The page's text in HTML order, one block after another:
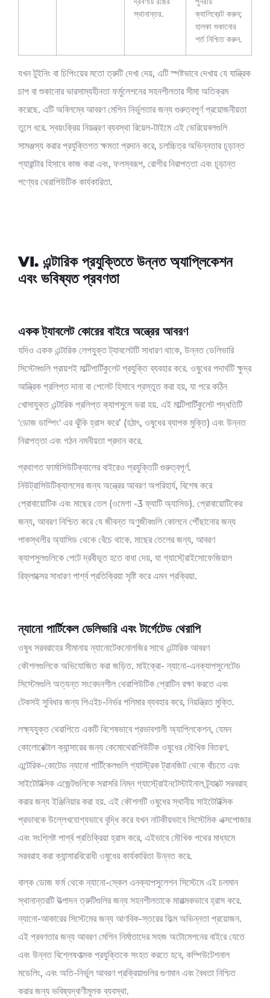
স্থানান্তর.
ক্যালিব্রেট করুন;
হালকা শুকানোর
শর্ত নিশ্চিত করুন.
যখন টুইনিং বা চিপিংয়ের মতো ত্রুটি দেখা দেয়, এটি স্পষ্টভাবে দেখায় যে যান্ত্রিক
চাপ বা শুকানোর ভারসাম্যহীনতা ফর্মুলেশনের সহনশীলতার সীমা অতিক্রম
করেছে. এটি অবিলম্বে আবরণ মেশিন নির্ভুলতার জন্য গুরুত্বপূর্ণ প্রয়োজনীয়তা
তুলে ধরে. স্বয়ংক্রিয় নিয়ন্ত্রণ ব্যবস্থা রিয়েল-টাইমে এই ভেরিয়েবলগুলি
সামঞ্জস্য করার প্রযুক্তিগত ক্ষমতা প্রদান করে, চলচ্চিত্র অভিন্নতার চূড়ান্ত
গ্যারান্টার হিসাবে কাজ করা এবং, ফলস্বরূপ, রোগীর নিরাপত্তা এবং চূড়ান্ত
পণ্যের থেরাপিউটিক কার্যকারিতা.
VI. এন্টারিক প্রযুক্তিতে উন্নত অ্যাপ্লিকেশন
এবং ভবিষ্যত প্রবণতা
একক ট্যাবলেট কোরের বাইরে অন্ত্রের আবরণ
যদিও একক এন্টারিক লেপযুক্ত ট্যাবলেটটি সাধারণ থাকে, উন্নত ডেলিভারি
সিস্টেমগুলি প্রায়শই মাল্টিপার্টিকুলেট প্রযুক্তি ব্যবহার করে. ওষুধের পদার্থটি ক্ষুদ্র
আন্ত্রিক প্রলিপ্ত দানা বা পেলেট হিসাবে প্রস্তুত করা হয়, যা পরে কঠিন
খোসাযুক্ত এন্টারিক প্রলিপ্ত ক্যাপসুলে ভরা হয়. এই মাল্টিপার্টিকুলেট পদ্ধতিটি
'ডোজ ডাম্পিং' এর ঝুঁকি হ্রাস করে’ (হঠাৎ, ওষুধের ব্যাপক মুক্তি) এবং উন্নত
নিরাপত্তা এবং গঠন নমনীয়তা প্রদান করে.
প্রথাগত ফার্মাসিউটিক্যালের বাইরেও প্রযুক্তিটি গুরুত্বপূর্ণ.
নিউট্রাসিউটিক্যালসের জন্য অন্ত্রের আবরণ অপরিহার্য, বিশেষ করে
প্রোবায়োটিক এবং মাছের তেল (ওমেগা -3 ফ্যাটি অ্যাসিড). প্রোবায়োটিকের
জন্য, আবরণ নিশ্চিত করে যে জীবন্ত অণুজীবগুলি কোলনে পৌঁছানোর জন্য
পাকস্থলীর অ্যাসিড থেকে বেঁচে থাকে. মাছের তেলের জন্য, আবরণ
ক্যাপসুলগুলিকে পেটে দ্রবীভূত হতে বাধা দেয়, যা গ্যাস্ট্রোইসোফেজিয়াল
রিফ্লাক্সের সাধারণ পার্শ্ব প্রতিক্রিয়া সৃষ্টি করে এমন প্রক্রিয়া.
ন্যানো পার্টিকেল ডেলিভারি এবং টার্গেটেড থেরাপি
ওষুধ সরবরাহের সীমানায় ন্যানোটেকনোলজির সাথে এন্টারিক আবরণ
কৌশলগুলিকে অভিযোজিত করা জড়িত. মাইক্রো- ন্যানো-এনক্যাপসুলেটেড
সিস্টেমগুলি অত্যন্ত সংবেদনশীল থেরাপিউটিক প্রোটিন রক্ষা করতে এবং
টেকসই সুবিধার জন্য পিএইচ-নির্ভর পলিমার ব্যবহার করে, নিয়ন্ত্রিত মুক্তি.
লক্ষ্যযুক্ত থেরাপিতে একটি বিশেষভাবে প্রভাবশালী অ্যাপ্লিকেশন, যেমন
কোলোরেক্টাল ক্যান্সারের জন্য কেমোথেরাপিউটিক ওষুধের মৌখিক বিতরণ.
এন্টেরিক-কোটেড ন্যানো পার্টিকেলগুলি গ্যাস্ট্রিক ট্রানজিট থেকে বাঁচতে এবং
সাইটোটক্সিক এজেন্টগুলিকে সরাসরি নিম্ন গ্যাস্ট্রোইনটেস্টাইনাল ট্র্যাক্টে সরবরাহ
করার জন্য ইঞ্জিনিয়ার করা হয়. এই কৌশলটি ওষুধের স্থানীয় সাইটোটক্সিক
প্রভাবকে উল্লেখযোগ্যভাবে বৃদ্ধি করে যখন নাটকীয়ভাবে সিস্টেমিক এক্সপোজার
এবং সংশ্লিষ্ট পার্শ্ব প্রতিক্রিয়া হ্রাস করে, এইভাবে মৌখিক পথের মাধ্যমে
সরবরাহ করা ক্যান্সারবিরোধী ওষুধের কার্যকারিতা উন্নত করে.
বাল্ক ডোজ ফর্ম থেকে ন্যানো-স্কেল এনক্যাপসুলেশন সিস্টেমে এই চলমান
স্থানান্তরটি উত্পাদন ত্রুটিগুলির জন্য সহনশীলতাকে মারাত্মকভাবে হ্রাস করে.
ন্যানো-আকারের সিস্টেমের জন্য আণবিক-স্তরের ফিল্ম অভিন্নতা প্রয়োজন.
এই প্রবণতার জন্য আবরণ মেশিন নির্মাতাদের সহজ অটোমেশনের বাইরে যেতে
এবং উন্নত বিশ্লেষণাত্মক প্রযুক্তিকে সংহত করতে হবে, কম্পিউটেশনাল
মডেলিং, এবং অতি-নির্ভুল আবরণ প্রক্রিয়াগুলির গুণমান এবং বৈধতা নিশ্চিত
করার জন্য ভবিষ্যদ্বাণীমূলক ব্যবস্থা.